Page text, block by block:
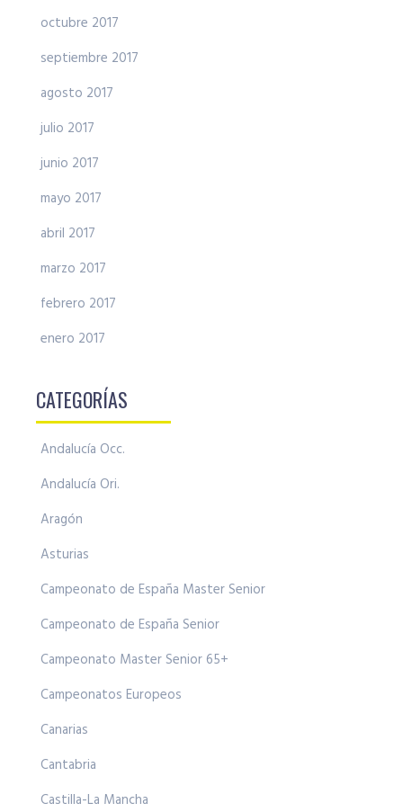
octubre 2017
septiembre 2017
agosto 2017
julio 2017
junio 2017
mayo 2017
abril 2017
marzo 2017
febrero 2017
enero 2017
CATEGORÍAS
Andalucía Occ.
Andalucía Ori.
Aragón
Asturias
Campeonato de España Master Senior
Campeonato de España Senior
Campeonato Master Senior 65+
Campeonatos Europeos
Canarias
Cantabria
Castilla-La Mancha